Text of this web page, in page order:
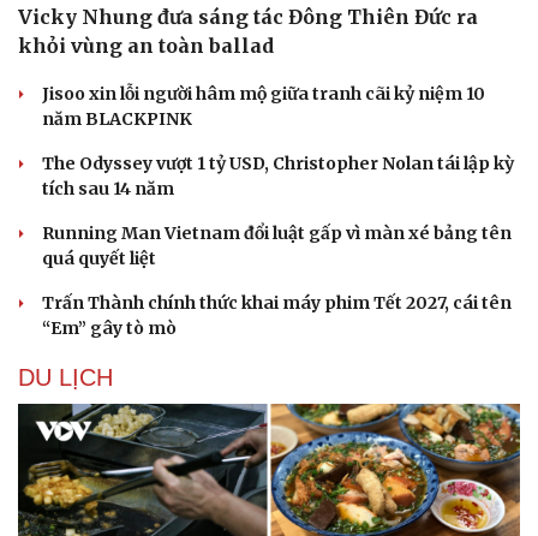
Nam khoa
Làm đẹp - giảm cân
Phòng mạch online
Ăn sạch sống khỏe
Vicky Nhung đưa sáng tác Đông Thiên Đức ra
khỏi vùng an toàn ballad
Jisoo xin lỗi người hâm mộ giữa tranh cãi kỷ niệm 10
năm BLACKPINK
The Odyssey vượt 1 tỷ USD, Christopher Nolan tái lập kỳ
tích sau 14 năm
Running Man Vietnam đổi luật gấp vì màn xé bảng tên
quá quyết liệt
Trấn Thành chính thức khai máy phim Tết 2027, cái tên
“Em” gây tò mò
DU LỊCH